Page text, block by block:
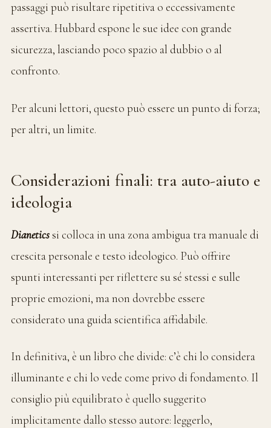
passaggi può risultare ripetitiva o eccessivamente
assertiva. Hubbard espone le sue idee con grande
sicurezza, lasciando poco spazio al dubbio o al
confronto.
Per alcuni lettori, questo può essere un punto di forza;
per altri, un limite.
Considerazioni finali: tra auto-aiuto e
ideologia
Dianeticssi colloca in una zona ambigua tra manuale di
crescita personale e testo ideologico. Può offrire
spunti interessanti per riflettere su sé stessi e sulle
proprie emozioni, ma non dovrebbe essere
considerato una guida scientifica affidabile.
In definitiva, è un libro che divide: c’è chi lo considera
illuminante e chi lo vede come privo di fondamento. Il
consiglio più equilibrato è quello suggerito
implicitamente dallo stesso autore: leggerlo,